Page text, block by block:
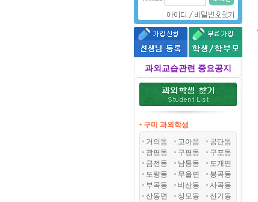
과외교습관련 중요공지
• 구미 과외학생
거의동
고아읍
공단동
광평동
구평동
구포동
금전동
남통동
도개면
도량동
무을면
봉곡동
부곡동
비산동
사곡동
산동면
상모동
선기동